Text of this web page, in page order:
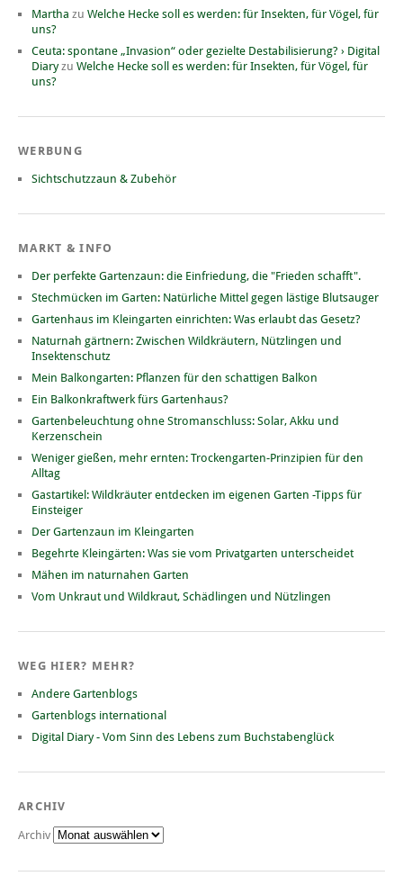
Martha zu Welche Hecke soll es werden: für Insekten, für Vögel, für
uns?
Ceuta: spontane „Invasion“ oder gezielte Destabilisierung? › Digital
Diaryzu Welche Hecke soll es werden: für Insekten, für Vögel, für
uns?
WERBUNG
Sichtschutzzaun & Zubehör
MARKT & INFO
Der perfekte Gartenzaun: die Einfriedung, die "Frieden schafft".
Stechmücken im Garten: Natürliche Mittel gegen lästige Blutsauger
Gartenhaus im Kleingarten einrichten: Was erlaubt das Gesetz?
Naturnah gärtnern: Zwischen Wildkräutern, Nützlingen und
Insektenschutz
Mein Balkongarten: Pflanzen für den schattigen Balkon
Ein Balkonkraftwerk fürs Gartenhaus?
Gartenbeleuchtung ohne Stromanschluss: Solar, Akku und
Kerzenschein
Weniger gießen, mehr ernten: Trockengarten-Prinzipien für den
Alltag
Gastartikel: Wildkräuter entdecken im eigenen Garten -Tipps für
Einsteiger
Der Gartenzaun im Kleingarten
Begehrte Kleingärten: Was sie vom Privatgarten unterscheidet
Mähen im naturnahen Garten
Vom Unkraut und Wildkraut, Schädlingen und Nützlingen
WEG HIER? MEHR?
Andere Gartenblogs
Gartenblogs international
Digital Diary - Vom Sinn des Lebens zum Buchstabenglück
ARCHIV
Archiv